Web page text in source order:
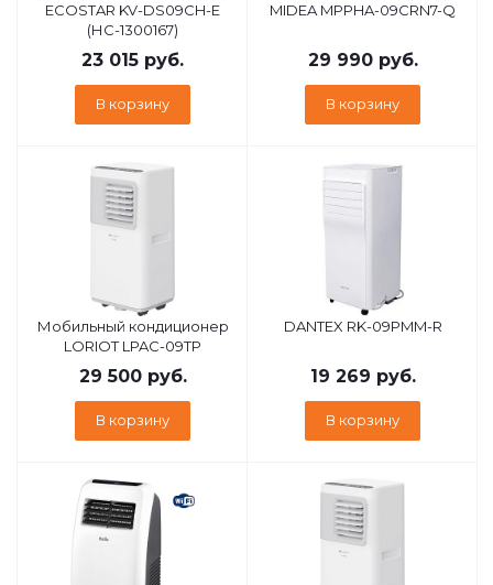
ECOSTAR KV-DS09CH-E
(НС-1300167)
23 015 руб.
В корзину
MIDEA MPPHA-09CRN7-Q
29 990руб.
В корзину
Мобильный кондиционер
LORIOT LPAC-09TP
29 500руб.
В корзину
DANTEX RK-09PMM-R
19 269 руб.
В корзину